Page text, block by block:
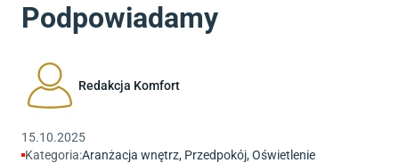
Podpowiadamy
Redakcja Komfort
15.10.2025
Kategoria:Aranżacja wnętrz, Przedpokój,Oświetlenie